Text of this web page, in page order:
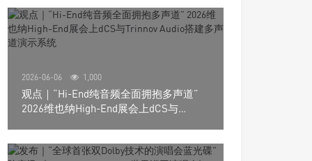
2026-06-06 1,000
观点｜“Hi-End纯音频全面拥抱多声道”
2026维也纳High-End展会上dCS与